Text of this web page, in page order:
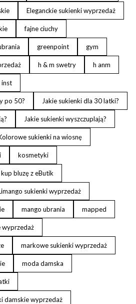
Eleganckie sukienki wyprzedaż
fajne ciuchy
greenpoint gym
h & m swetry h anm
inst
po 50? Jakie sukienki dla 30 latki?
Jakie sukienki wyszczuplają?
sukienki na wiosnę
kosmetyki
kup bluzę z eButik
sukienki wyprzedaż
mango ubrania mapped
wyprzedaż
markowe sukienki wyprzedaż
moda damska
damskie wyprzedaż